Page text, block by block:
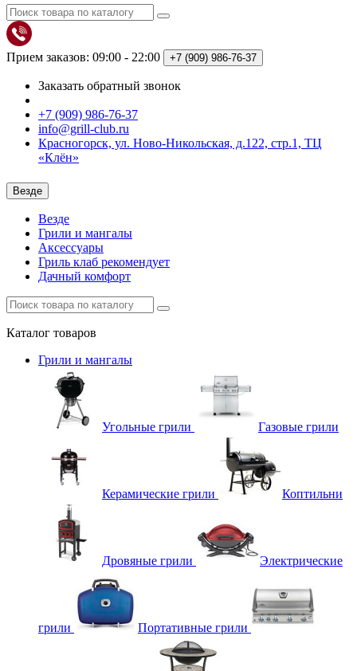
Прием заказов: 09:00 - 22:00 +7 (909) 986-76-37
Заказать обратный звонок
+7 (909) 986-76-37
info@grill-club.ru
Красногорск, ул. Ново-Никольская, д.122, стр.1, ТЦ
«Клён»
Везде
Везде
Грили и мангалы
Аксессуары
Гриль клаб рекомендует
Дачный комфорт
Каталог товаров
Грили и мангалы
Угольные грили Газовые грили
Керамические грили Коптильни
Дровяные грили Электрические
грили Портативные грили